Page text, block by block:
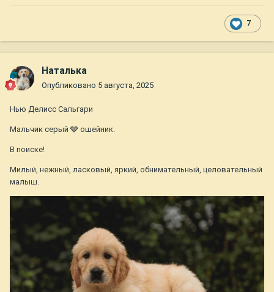
7
Наталька
Опубликовано 5 августа, 2025
Нью Делисс Сальгари
Мальчик серый 🩶 ошейник.
В поиске!
Милый, нежный, ласковый, яркий, обнимательный, целовательный
малыш.